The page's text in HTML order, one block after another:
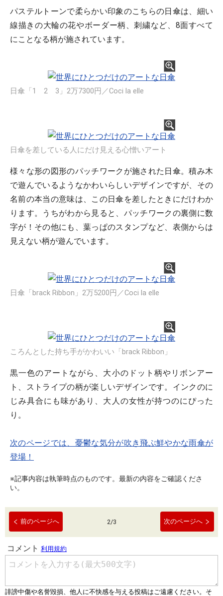
パステルトーンで柔らかい印象のこちらの日傘は、細い
線描きの大輪の花やボーダー柄、刺繍など、8面すべて
にことなる柄が施されています。
日傘「1 2 3」2万7300円／Coci la elle
日傘を差している人にだけ見える心憎いアート
様々な形の図形のパッチワークが施された日傘。積み木
で遊んでいるようなかわいらしいデザインですが、その
名前の本当の意味は、この日傘を差したときにだけわか
ります。うちがわから見ると、パッチワークの裏側に数
字が！その他にも、葉っぱのスタンプなど、表側からは
見えない柄が遊んでいます。
日傘「brack Ribbon」2万5200円／Coci la elle
ころんとした持ち手がかわいい「brack Ribbon」
黒一色のアートながら、大小のドット柄やリボンアー
ト、ストライプの柄が楽しいデザインです。インクのに
じみ具合にも味があり、大人の女性が持つのにぴった
り。
次のページでは、憂鬱な気分が吹き飛ぶ鮮やかな雨傘が
登場！
※記事内容は執筆時点のものです。最新の内容をご確認くださ
い。
前のページへ 2/3 次のページへ